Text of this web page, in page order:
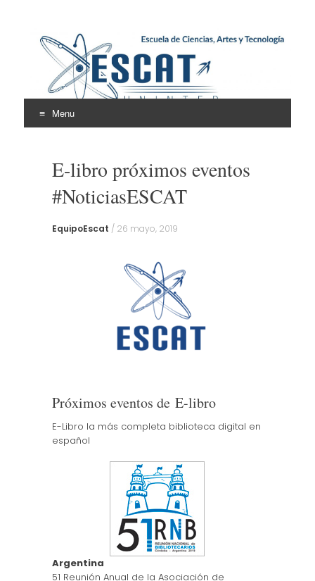
Escuela de Ciencias,
Artes y Tecnología
ESCAT
Menu
contentE-libro próximos eventos
#NoticiasESCAT
EquipoEscat / 26 mayo, 2019
Próximos eventos de E-libro
E-Libro la más completa biblioteca digital en
español
Argentina
51 Reunión Anual de la Asociación de